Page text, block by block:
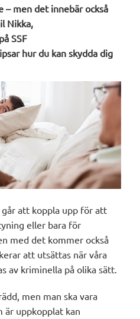
– men det innebär också
Nikka,
SSF
hur du kan skydda dig
att koppla upp för att
eller bara för
med det kommer också
att utsättas när våra
av kriminella på olika sätt.
men man ska vara
är uppkopplat kan